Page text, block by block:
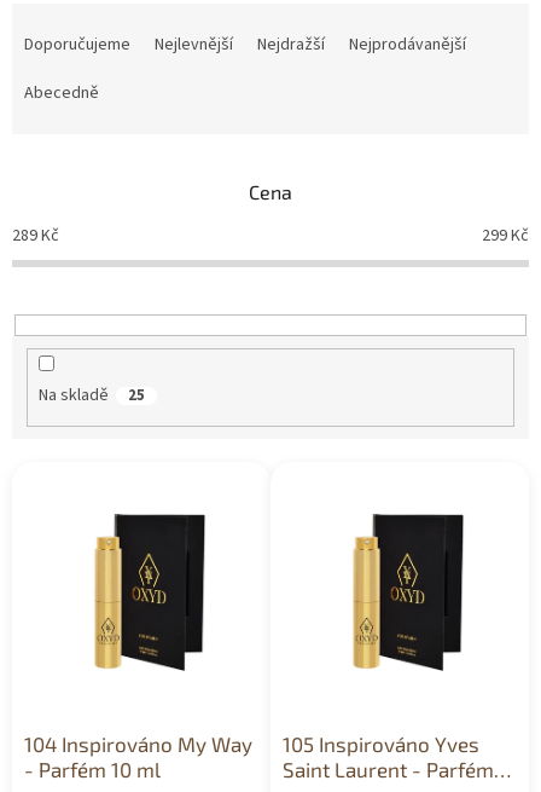
o
d
k
t
Doporučujeme Nejlevnější Nejdražší
Nejprodávanější
Abecedně
Cena
289Kč 299Kč
Na skladě 25
104 Inspirováno My Way
- Parfém 10 ml
105 Inspirováno Yves
Saint Laurent - Parfém